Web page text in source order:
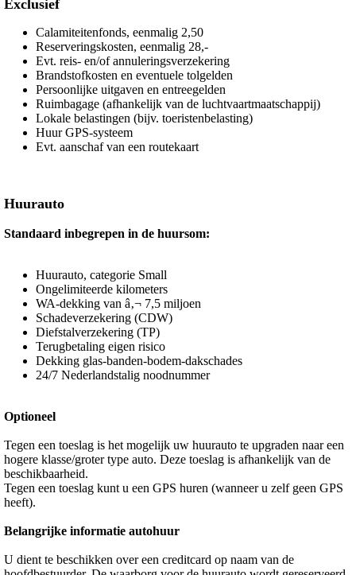
Exclusief
Calamiteitenfonds, eenmalig 2,50
Reserveringskosten, eenmalig 28,-
Evt. reis- en/of annuleringsverzekering
Brandstofkosten en eventuele tolgelden
Persoonlijke uitgaven en entreegelden
Ruimbagage (afhankelijk van de luchtvaartmaatschappij)
Lokale belastingen (bijv. toeristenbelasting)
Huur GPS-systeem
Evt. aanschaf van een routekaart
Huurauto
Standaard inbegrepen in de huursom:
Huurauto, categorie Small
Ongelimiteerde kilometers
WA-dekking van â‚¬ 7,5 miljoen
Schadeverzekering (CDW)
Diefstalverzekering (TP)
Terugbetaling eigen risico
Dekking glas-banden-bodem-dakschades
24/7 Nederlandstalig noodnummer
Optioneel
Tegen een toeslag is het mogelijk uw huurauto te upgraden naar een
hogere klasse/groter type auto. Deze toeslag is afhankelijk van de
beschikbaarheid.
Tegen een toeslag kunt u een GPS huren (wanneer u zelf geen GPS
heeft).
Belangrijke informatie autohuur
U dient te beschikken over een creditcard op naam van de